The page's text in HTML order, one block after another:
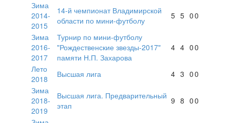
Зима
2014-
2015
14-й чемпионат Владимирской
области по мини-футболу
5 5 00
Зима
2016-
2017
Турнир по мини-футболу
"Рождественские звезды-2017"
памяти Н.П. Захарова
4 4 00
Лето
2018
Высшая лига 4 3 00
Зима
2018-
2019
Высшая лига. Предварительный
этап
9 8 00